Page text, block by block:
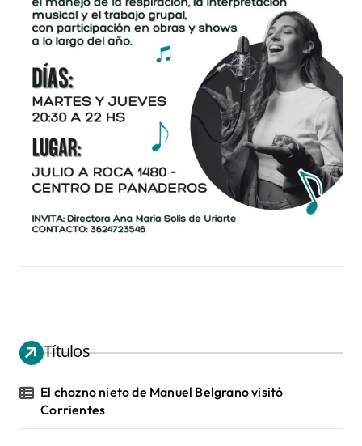
Títulos
El chozno nieto de Manuel Belgrano visitó
Corrientes